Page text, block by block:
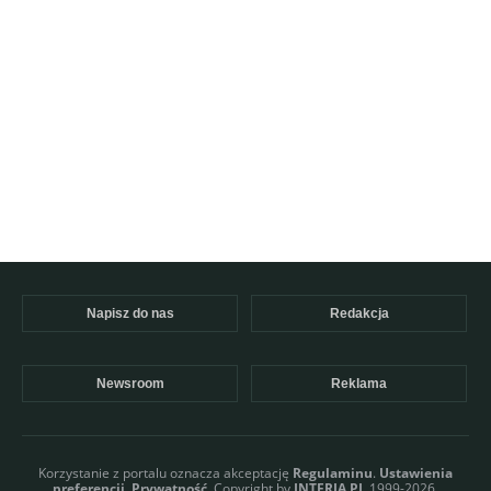
Napisz do nas Redakcja
Newsroom Reklama
Korzystanie z portalu oznacza akceptację Regulaminu. Ustawienia